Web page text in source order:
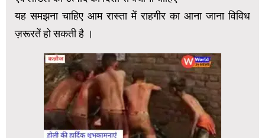
यह समझना चाहिए आम रास्ता में राहगीर का आना जाना विविध
ज़रूरतें हो सकती है ।